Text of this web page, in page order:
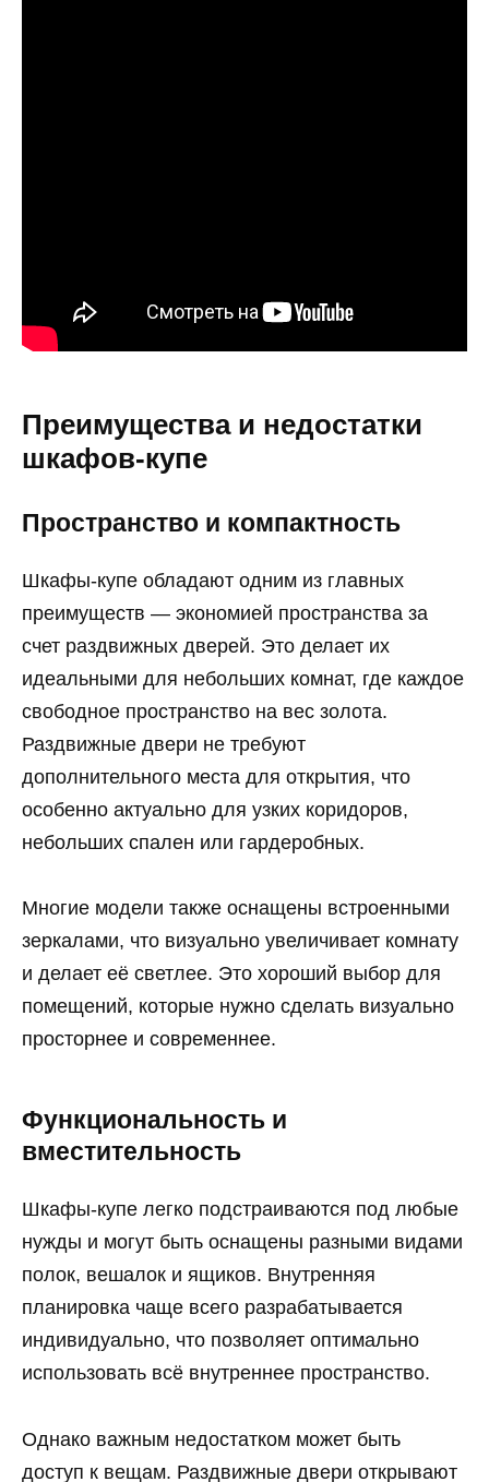
Преимущества и недостатки
шкафов-купе
Пространство и компактность
Шкафы-купе обладают одним из главных
преимуществ — экономией пространства за
счет раздвижных дверей. Это делает их
идеальными для небольших комнат, где каждое
свободное пространство на вес золота.
Раздвижные двери не требуют
дополнительного места для открытия, что
особенно актуально для узких коридоров,
небольших спален или гардеробных.
Многие модели также оснащены встроенными
зеркалами, что визуально увеличивает комнату
и делает её светлее. Это хороший выбор для
помещений, которые нужно сделать визуально
просторнее и современнее.
Функциональность и
вместительность
Шкафы-купе легко подстраиваются под любые
нужды и могут быть оснащены разными видами
полок, вешалок и ящиков. Внутренняя
планировка чаще всего разрабатывается
индивидуально, что позволяет оптимально
использовать всё внутреннее пространство.
Однако важным недостатком может быть
доступ к вещам. Раздвижные двери открывают